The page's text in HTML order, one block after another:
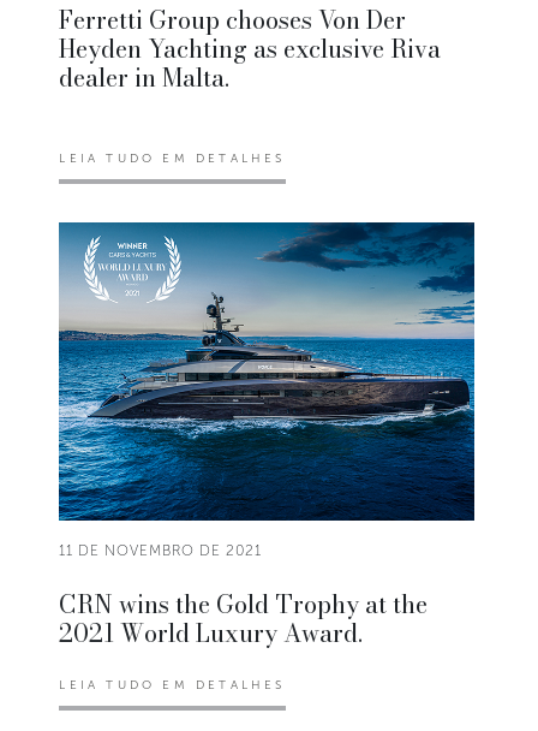
Ferretti Group chooses Von Der
Heyden Yachting as exclusive Riva
dealer in Malta.
LEIA TUDO EM DETALHES
11 DE NOVEMBRO DE 2021
CRN wins the Gold Trophy at the
2021 World Luxury Award.
LEIA TUDO EM DETALHES